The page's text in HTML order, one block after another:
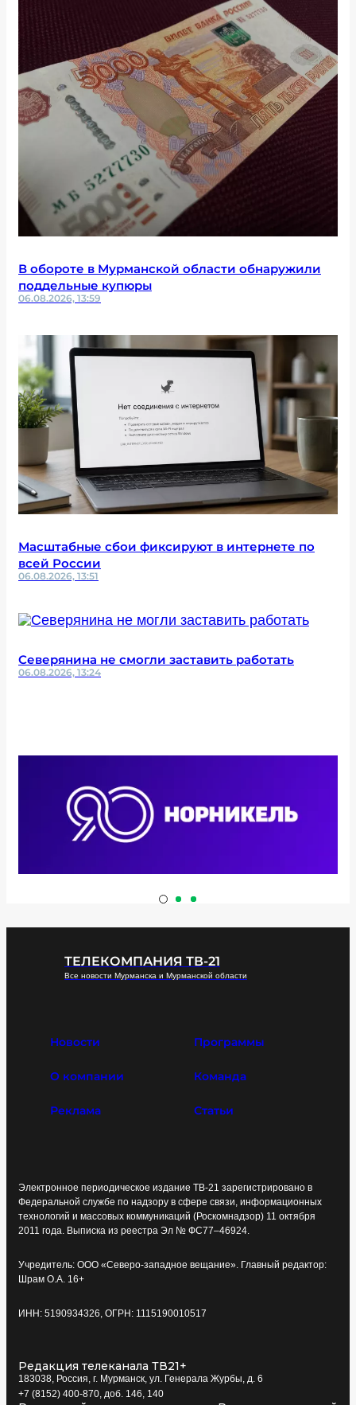
В обороте в Мурманской области обнаружили
поддельные купюры
06.08.2026, 13:59
Масштабные сбои фиксируют в интернете по
всей России
06.08.2026, 13:51
Северянина не смогли заставить работать
06.08.2026, 13:24
ТЕЛЕКОМПАНИЯ ТВ-21
Все новости Мурманска и Мурманской области
Новости Программы
О компании Команда
Реклама Статьи
Электронное периодическое издание ТВ-21 зарегистрировано в
Федеральной службе по надзору в сфере связи, информационных
технологий и массовых коммуникаций (Роскомнадзор) 11 октября
2011 года. Выписка из реестра Эл № ФС77–46924.
Учредитель: ООО «Северо-западное вещание». Главный редактор:
Шрам О.А. 16+
ИНН: 5190934326, ОГРН: 1115190010517
Редакция телеканала ТВ21+
183038, Россия, г. Мурманск, ул. Генерала Журбы, д. 6
+7 (8152) 400-870, доб. 146, 140